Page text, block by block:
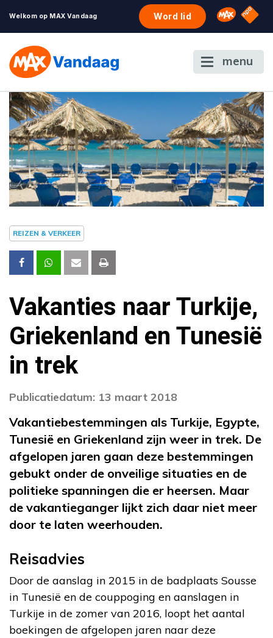
Welkom op MAX Vandaag Word lid Omroep
NPO
menu
REIZEN & VERKEER
Vakanties naar Turkije,
Griekenland en Tunesië
in trek
Publicatiedatum: 13 maart 2018
Vakantiebestemmingen als Turkije, Egypte,
Tunesië en Griekenland zijn weer in trek. De
afgelopen jaren gaan deze bestemmingen
gebukt onder de onveilige situaties en de
politieke spanningen die er heersen. Maar
de vakantieganger lijkt zich daar niet meer
door te laten weerhouden.
Reisadvies
Door de aanslag in 2015 in de badplaats Sousse
in Tunesië en de couppoging en aanslagen in
Turkije in de zomer van 2016, loopt het aantal
boekingen de afgelopen jaren naar deze